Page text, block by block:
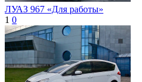
ЛУАЗ 967 «Для работы»
1 0